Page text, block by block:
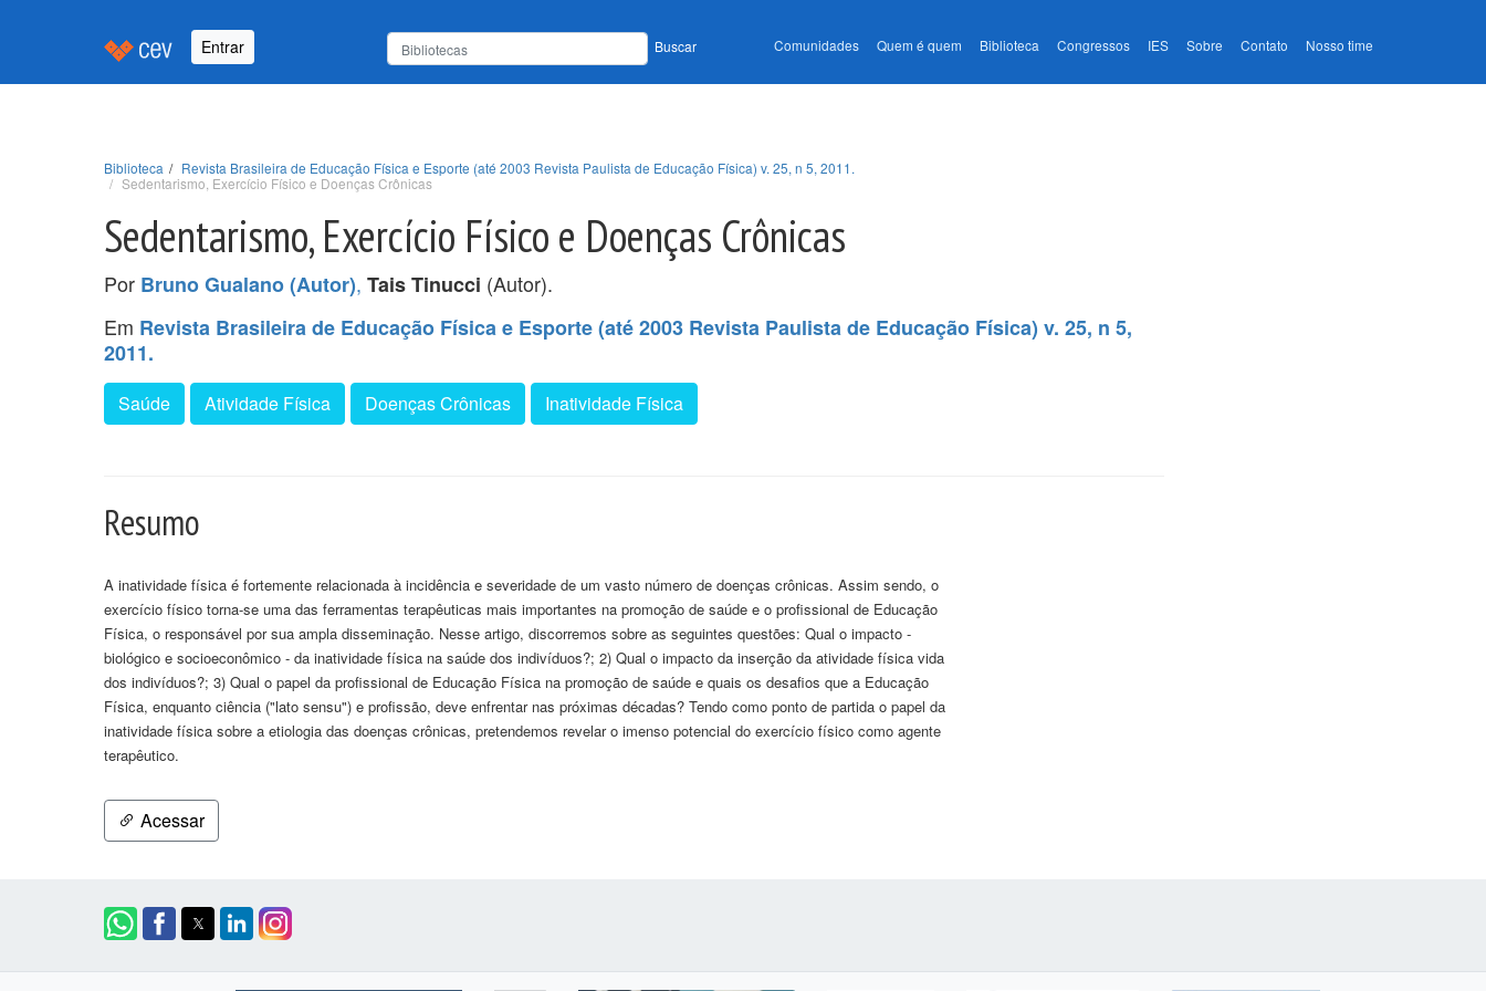
Entrar Buscar Comunidades Quem é quem Biblioteca Congressos IES Sobre Contato Nosso time
Biblioteca
Revista Brasileira de Educação Física e Esporte (até 2003 Revista Paulista de Educação Física) v. 25, n 5, 2011.
Sedentarismo, Exercício Físico e Doenças Crônicas
Sedentarismo, Exercício Físico e Doenças Crônicas
Por Bruno Gualano (Autor), Tais Tinucci (Autor).
Em Revista Brasileira de Educação Física e Esporte (até 2003 Revista Paulista de Educação Física) v. 25, n 5,
2011.
Saúde Atividade Física Doenças Crônicas Inatividade Física
Resumo
A inatividade física é fortemente relacionada à incidência e severidade de um vasto número de doenças crônicas. Assim sendo, o
exercício físico torna-se uma das ferramentas terapêuticas mais importantes na promoção de saúde e o profissional de Educação
Física, o responsável por sua ampla disseminação. Nesse artigo, discorremos sobre as seguintes questões: Qual o impacto -
biológico e socioeconômico - da inatividade física na saúde dos indivíduos?; 2) Qual o impacto da inserção da atividade física vida
dos indivíduos?; 3) Qual o papel da profissional de Educação Física na promoção de saúde e quais os desafios que a Educação
Física, enquanto ciência ("lato sensu") e profissão, deve enfrentar nas próximas décadas? Tendo como ponto de partida o papel da
inatividade física sobre a etiologia das doenças crônicas, pretendemos revelar o imenso potencial do exercício físico como agente
terapêutico.
Acessar